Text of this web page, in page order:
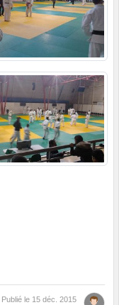
Publié le 15 déc. 2015